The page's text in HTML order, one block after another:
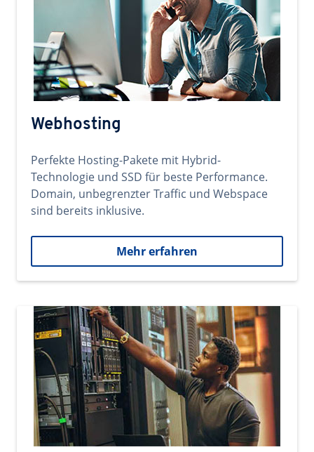
Webhosting
Perfekte Hosting-Pakete mit Hybrid-
Technologie und SSD für beste Performance.
Domain, unbegrenzter Traffic und Webspace
sind bereits inklusive.
Mehr erfahren